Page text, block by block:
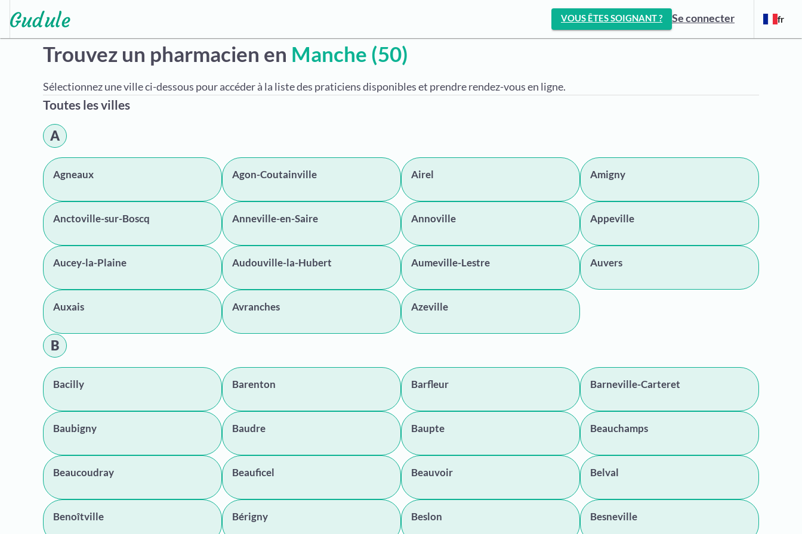
VOUS ÊTES SOIGNANT ? Se connecter fr
Trouvez un pharmacien en Manche (50)
Sélectionnez une ville ci-dessous pour accéder à la liste des praticiens disponibles et prendre rendez-vous en ligne.
Toutes les villes
A
Agneaux Agon-Coutainville Airel Amigny
Anctoville-sur-Boscq Anneville-en-Saire Annoville Appeville
Aucey-la-Plaine Audouville-la-Hubert Aumeville-Lestre Auvers
Auxais Avranches Azeville
B
Bacilly Barenton Barfleur Barneville-Carteret
Baubigny Baudre Baupte Beauchamps
Beaucoudray Beauficel Beauvoir Belval
Benoîtville Bérigny Beslon Besneville